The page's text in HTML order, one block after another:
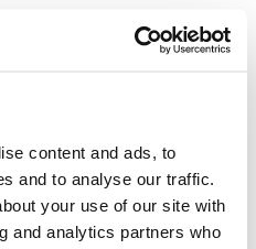
content and ads, to
and to analyse our traffic.
your use of our site with
and analytics partners who
dowód uznania dla działu
produkcyjnych Mirki w
konkurs, który wyróżnia
i wzornictwo, a laureaci